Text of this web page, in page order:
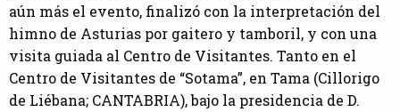
aún más el evento, finalizó con la interpretación del
himno de Asturias por gaitero y tamboril, y con una
visita guiada al Centro de Visitantes. Tanto en el
Centro de Visitantes de “Sotama”, en Tama (Cillorigo
de Liébana; CANTABRIA), bajo la presidencia de D.